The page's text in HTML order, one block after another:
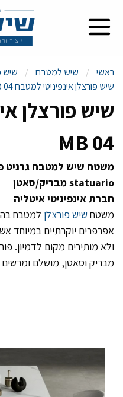
ראשי שיש למטבח
שיש
שיש פורצלן אינפיניטי למטבח MB 04
שיש פורצלן
MB 04
statuarioמבריק/סאטן
חברת אינפיניטי איטליה
משטחשיש פורצלן למטבח
אפרפרים יוקרתיים במיוחד
מבריק וסאטן, מושלם